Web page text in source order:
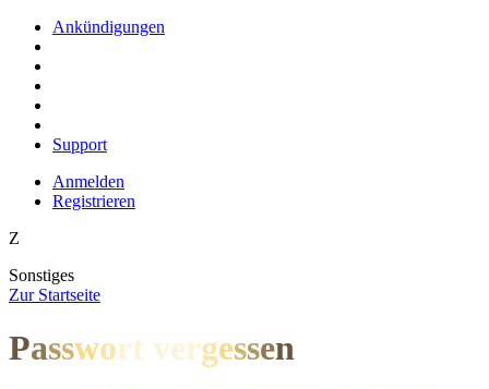
Ankündigungen
Support
Anmelden
Registrieren
Z
Sonstiges
Zur Startseite
Passwort vergessen